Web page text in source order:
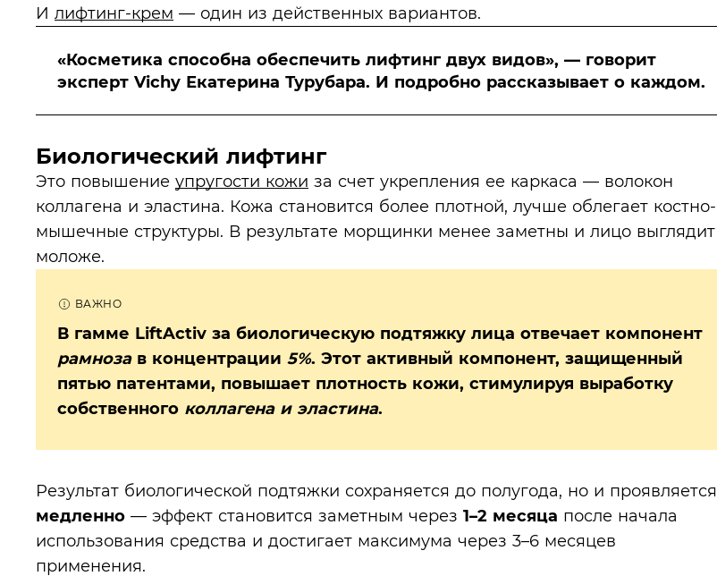
И лифтинг-крем — один из действенных вариантов.
«Косметика способна обеспечить лифтинг двух видов», — говорит
эксперт Vichy Екатерина Турубара. И подробно рассказывает о каждом.
Биологический лифтинг
Это повышение упругости кожи за счет укрепления ее каркаса — волокон
коллагена и эластина. Кожа становится более плотной, лучше облегает костно-
мышечные структуры. В результате морщинки менее заметны и лицо выглядит
моложе.
В гамме LiftActiv за биологическую подтяжку лица отвечает компонент
рамнозав концентрации 5%. Этот активный компонент, защищенный
пятью патентами, повышает плотность кожи, стимулируя выработку
собственного коллагена и эластина.
Результат биологической подтяжки сохраняется до полугода, но и проявляется
медленно — эффект становится заметным через 1–2 месяца после начала
использования средства и достигает максимума через 3–6 месяцев
применения.